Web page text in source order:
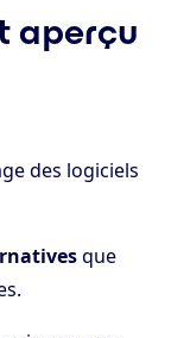
aperçu
des logiciels
que